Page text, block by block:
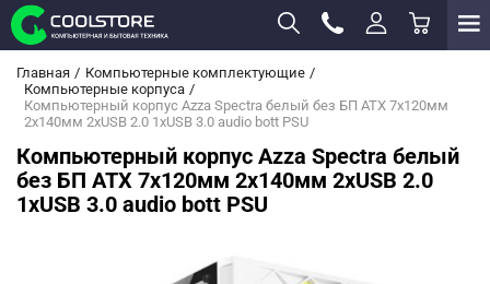
Главная
Компьютерные комплектующие
Компьютерные корпуса
Компьютерный корпус Azza Spectra белый без БП ATX 7x120мм
2x140мм 2xUSB 2.0 1xUSB 3.0 audio bott PSU
Компьютерный корпус Azza Spectra белый
без БП ATX 7x120мм 2x140мм 2xUSB 2.0
1xUSB 3.0 audio bott PSU